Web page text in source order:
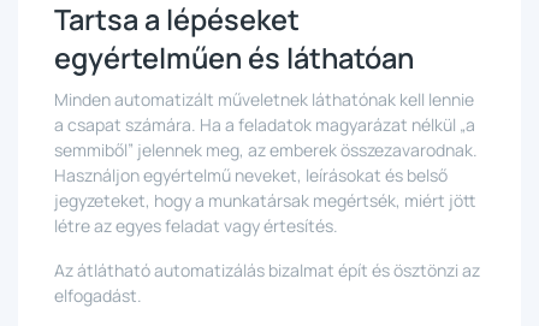
Tartsa a lépéseket
egyértelműen és láthatóan
Minden automatizált műveletnek láthatónak kell lennie
a csapat számára. Ha a feladatok magyarázat nélkül „a
semmiből” jelennek meg, az emberek összezavarodnak.
Használjon egyértelmű neveket, leírásokat és belső
jegyzeteket, hogy a munkatársak megértsék, miért jött
létre az egyes feladat vagy értesítés.
Az átlátható automatizálás bizalmat épít és ösztönzi az
elfogadást.